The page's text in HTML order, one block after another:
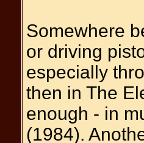
Somewhere
or driving
especially
then in The
enough - in
(1984).